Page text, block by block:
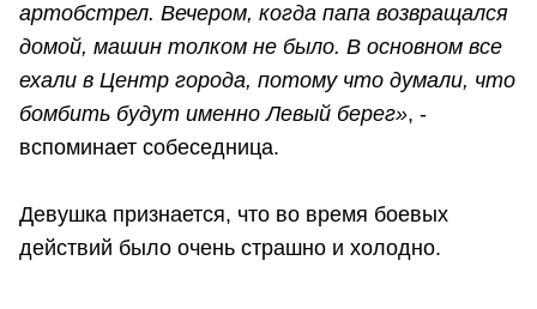
артобстрел. Вечером, когда папа возвращался
домой, машин толком не было. В основном все
ехали в Центр города, потому что думали, что
бомбить будут именно Левый берег», -
вспоминает собеседница.
Девушка признается, что во время боевых
действий было очень страшно и холодно.